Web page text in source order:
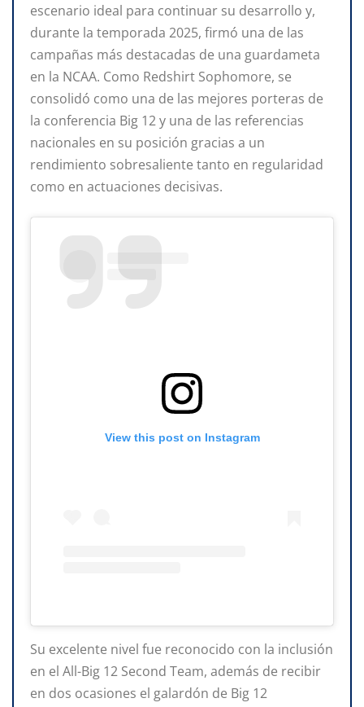
escenario ideal para continuar su desarrollo y,
durante la temporada 2025, firmó una de las
campañas más destacadas de una guardameta
en la NCAA. Como Redshirt Sophomore, se
consolidó como una de las mejores porteras de
la conferencia Big 12 y una de las referencias
nacionales en su posición gracias a un
rendimiento sobresaliente tanto en regularidad
como en actuaciones decisivas.
View this post on Instagram
Su excelente nivel fue reconocido con la inclusión
en el All-Big 12 Second Team, además de recibir
en dos ocasiones el galardón de Big 12